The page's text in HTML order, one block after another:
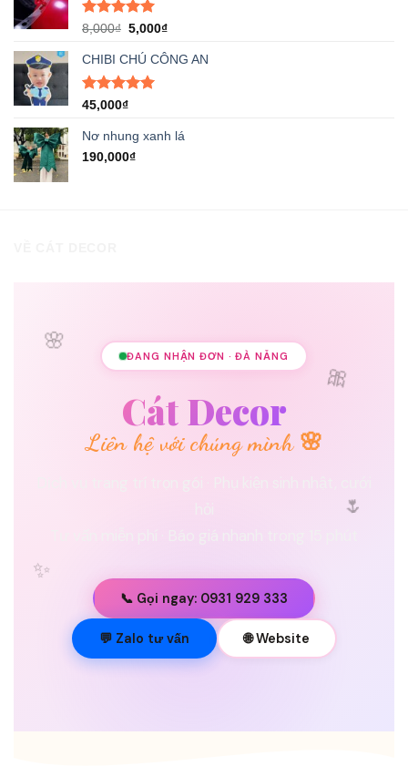
Được xếp
5 sao
8,000₫ Giá
là:
8,000₫.
5,000₫Giá
tại
CHIBI CHÚ CÔNG AN
Được xếp
5 sao
45,000₫
Nơ nhung xanh lá
190,000₫
🌸
🎀
✨
🌷
💐
ĐANG NHẬN ĐƠN · ĐÀ NẴNG
Cát Decor
Liên hệ với chúng mình 🌸
📞 Gọi ngay: 0931 929 333
💬 Zalo tư vấn 🌐 Website